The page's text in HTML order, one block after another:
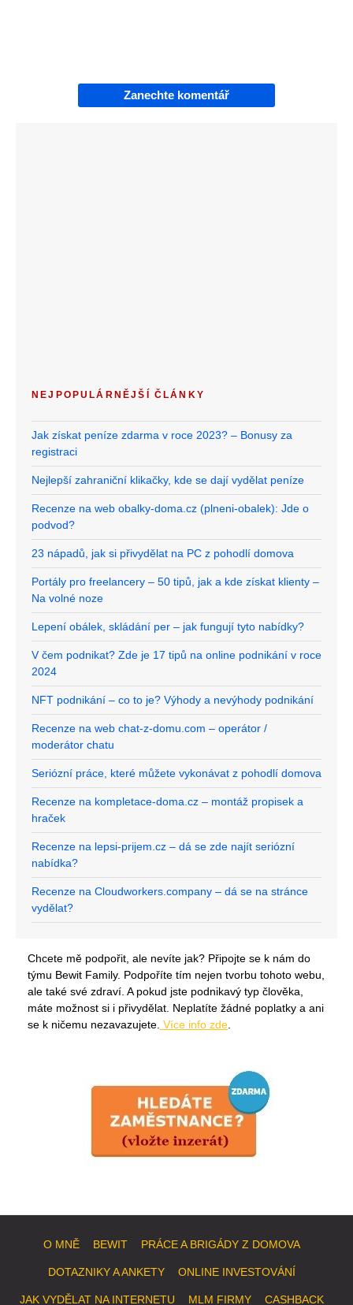
Zanechte komentář
NEJPOPULÁRNĚJŠÍ ČLÁNKY
Jak získat peníze zdarma v roce 2023? – Bonusy za
registraci
Nejlepší zahraniční klikačky, kde se dají vydělat peníze
Recenze na web obalky-doma.cz (plneni-obalek): Jde o
podvod?
23 nápadů, jak si přivydělat na PC z pohodlí domova
Portály pro freelancery – 50 tipů, jak a kde získat klienty –
Na volné noze
Lepení obálek, skládání per – jak fungují tyto nabídky?
V čem podnikat? Zde je 17 tipů na online podnikání v roce
2024
NFT podnikání – co to je? Výhody a nevýhody podnikání
Recenze na web chat-z-domu.com – operátor /
moderátor chatu
Seriózní práce, které můžete vykonávat z pohodlí domova
Recenze na kompletace-doma.cz – montáž propisek a
hraček
Recenze na lepsi-prijem.cz – dá se zde najít seriózní
nabídka?
Recenze na Cloudworkers.company – dá se na stránce
vydělat?
Chcete mě podpořit, ale nevíte jak? Připojte se k nám do
týmu Bewit Family. Podpoříte tím nejen tvorbu tohoto webu,
ale také své zdraví. A pokud jste podnikavý typ člověka,
máte možnost si i přivydělat. Neplatíte žádné poplatky a ani
se k ničemu nezavazujete. Více info zde
O MNĚ BEWIT PRÁCE A BRIGÁDY Z DOMOVA
DOTAZNIKY A ANKETY ONLINE INVESTOVÁNÍ
JAK VYDĚLAT NA INTERNETU MLM FIRMY CASHBACK